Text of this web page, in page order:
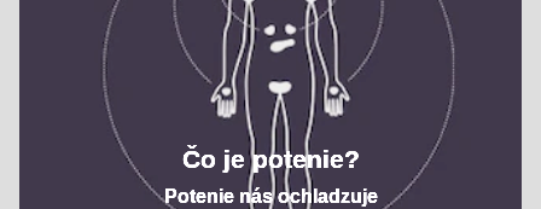
Čo je potenie?
Potenie nás ochladzuje